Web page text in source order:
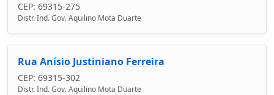
CEP: 69315-275
Distr. Ind. Gov. Aquilino Mota Duarte
Rua Anísio Justiniano Ferreira
CEP: 69315-302
Distr. Ind. Gov. Aquilino Mota Duarte